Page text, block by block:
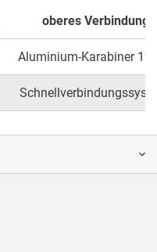
oberes
Aluminium-Karabiner 19